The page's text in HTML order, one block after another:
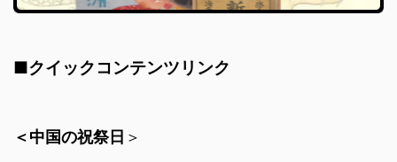
■クイックコンテンツリンク
＜中国の祝祭日 ＞